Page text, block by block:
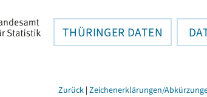
THÜRINGER DATEN
Zurück | Zeichenerklärungen/